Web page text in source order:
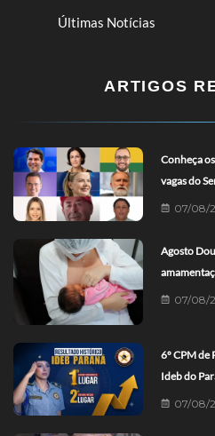
Últimas Notícias
ARTIGOS
Conheça
vagas do
07/08/
Agosto
07/08/
6º CPM de
Ideb do
07/08/